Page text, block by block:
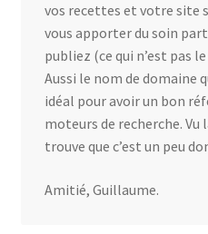
vos recettes et votre site
vous apporter du soin
publiez (ce qui n’est pas
Aussi le nom de domaine
idéal pour avoir un bon
moteurs de recherche.
trouve que c’est un peu
Amitié, Guillaume.